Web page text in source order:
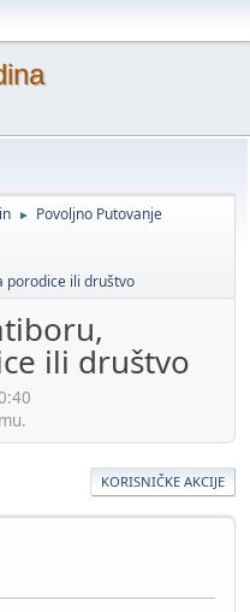
► Povoljno Putovanje
porodice ili društvo
ili društvo
KORISNIČKE AKCIJE